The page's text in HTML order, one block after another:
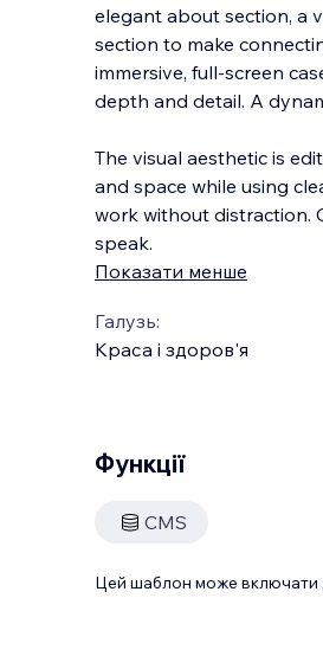
elegant about section, a
section to make
immersive, full-screen
depth and detail. A
The visual aesthetic is
and space while using
work without distraction.
speak.
Показати менше
Галузь:
Краса і здоров'я
Функції
CMS
Цей шаблон може включати